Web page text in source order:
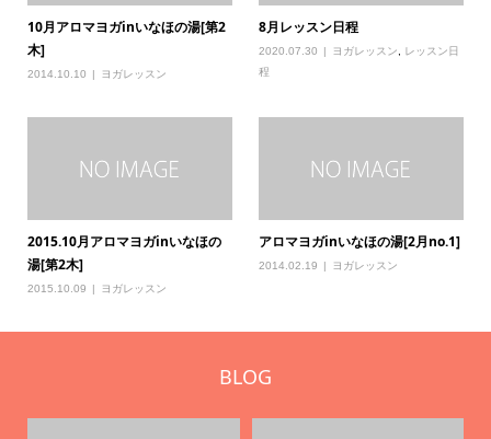
10月アロマヨガinいなほの湯[第2
木]
2014.10.10 ヨガレッスン
8月レッスン日程
2020.07.30 ヨガレッスン, レッスン日
程
2015.10月アロマヨガinいなほの
湯[第2木]
2015.10.09 ヨガレッスン
アロマヨガinいなほの湯[2月no.1]
2014.02.19 ヨガレッスン
BLOG